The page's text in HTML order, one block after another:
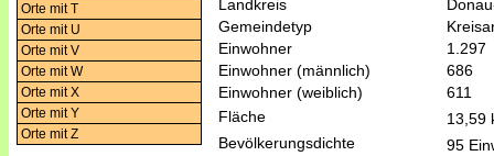
Orte mit T
Orte mit U
Orte mit V
Orte mit W
Orte mit X
Orte mit Y
Orte mit Z
Landkreis
Gemeindetyp
Einwohner
1.297
Einwohner (männlich)
686
Einwohner (weiblich)
611
Fläche
13,59
Bevölkerungsdichte
95